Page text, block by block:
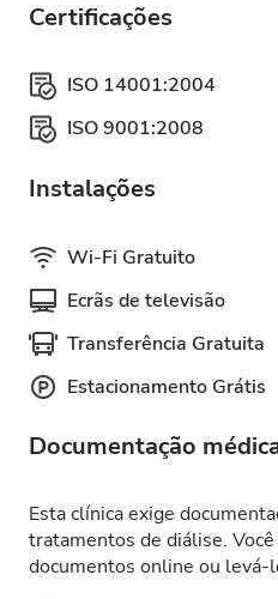
Certificações
ISO 14001:2004
ISO 9001:2008
Instalações
Wi-Fi Gratuito
Ecrãs de televisão
Transferência Gratuita
Estacionamento Grátis
Documentação
Esta clínica exige
tratamentos de diálise.
documentos online ou levá-